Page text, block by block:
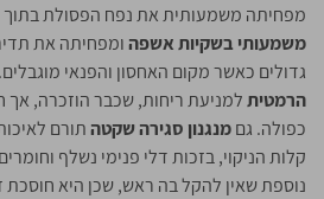
מפחיתה משמעותית את נפח הפסולת
משמעותי בשקיות אשפהומפחיתה את
גדולים כאשר מקום האחסון והפנאי
הרמטיתלמניעת ריחות, שכבר הוזכרה,
כפולה. גםמנגנון סגירה שקטהתורם
קלות הניקוי, בזכות דלי פנימי נשלף
נוספת שאין להקל בה ראש, שכן היא